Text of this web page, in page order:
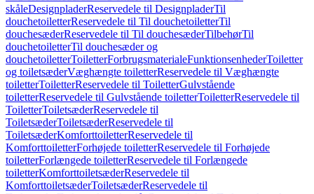
skåleDesignpladerReservedele til DesignpladerTil
douchetoiletterReservedele til Til douchetoiletterTil
douchesæderReservedele til Til douchesæderTilbehørTil
douchetoiletterTil douchesæder og
douchetoiletterToiletterForbrugsmaterialeFunktionsenhederToiletter
og toiletsæderVæghængte toiletterReservedele til Væghængte
toiletterToiletterReservedele til ToiletterGulvstående
toiletterReservedele til Gulvstående toiletterToiletterReservedele til
ToiletterToiletsæderReservedele til
ToiletsæderToiletsæderReservedele til
ToiletsæderKomforttoiletterReservedele til
KomforttoiletterForhøjede toiletterReservedele til Forhøjede
toiletterForlængede toiletterReservedele til Forlængede
toiletterKomforttoiletsæderReservedele til
KomforttoiletsæderToiletsæderReservedele til